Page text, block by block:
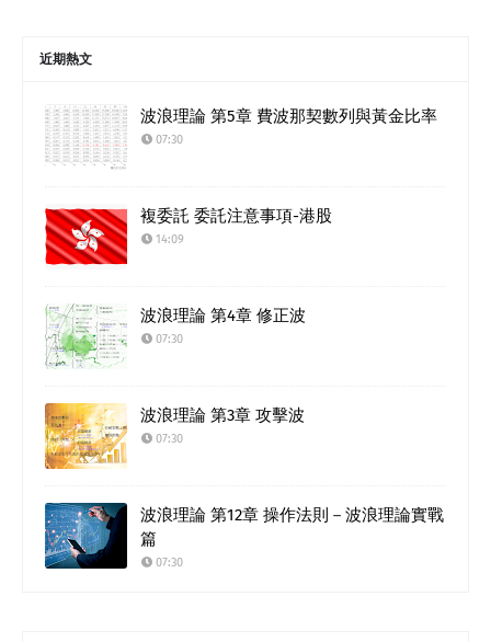
近期熱文
波浪理論 第5章 費波那契數列與黃金比率
07:30
複委託 委託注意事項-港股
14:09
波浪理論 第4章 修正波
07:30
波浪理論 第3章 攻擊波
07:30
波浪理論 第12章 操作法則－波浪理論實戰
篇
07:30